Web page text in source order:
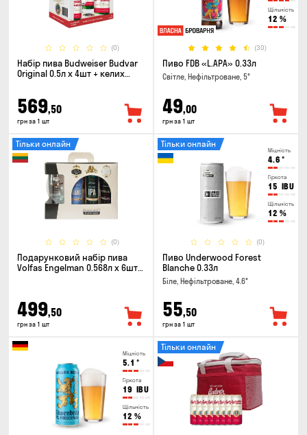
(0)
Набір пива Budweiser Budvar
Original 0.5л х 4шт + келих
569,50
грн за 1 шт
Щільність
12 %
(30)
Пиво FDB «L.APA» 0.33л
Світле, Нефільтроване, 5°
49,00
грн за 1 шт
(0)
Тільки онлайн
Подарунковий набір пива
Volfas Engelman 0.568л x 6шт +
499,50
грн за 1 шт
Міцність
4.6 °
Гіркота
15 IBU
Щільність
12 %
(0)
Тільки онлайн
Пиво Underwood Forest
Blanche 0.33л
Біле, Нефільтроване, 4.6°
55,50
грн за 1 шт
Міцність
5.1 °
Гіркота
19 IBU
Щільність
12 %
Тільки онлайн